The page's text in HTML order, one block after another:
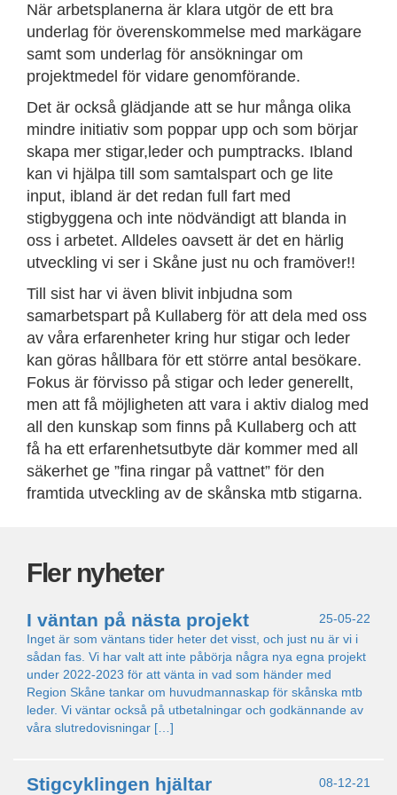
När arbetsplanerna är klara utgör de ett bra
underlag för överenskommelse med markägare
samt som underlag för ansökningar om
projektmedel för vidare genomförande.
Det är också glädjande att se hur många olika
mindre initiativ som poppar upp och som börjar
skapa mer stigar,leder och pumptracks. Ibland
kan vi hjälpa till som samtalspart och ge lite
input, ibland är det redan full fart med
stigbyggena och inte nödvändigt att blanda in
oss i arbetet. Alldeles oavsett är det en härlig
utveckling vi ser i Skåne just nu och framöver!!
Till sist har vi även blivit inbjudna som
samarbetspart på Kullaberg för att dela med oss
av våra erfarenheter kring hur stigar och leder
kan göras hållbara för ett större antal besökare.
Fokus är förvisso på stigar och leder generellt,
men att få möjligheten att vara i aktiv dialog med
all den kunskap som finns på Kullaberg och att
få ha ett erfarenhetsutbyte där kommer med all
säkerhet ge ”fina ringar på vattnet” för den
framtida utveckling av de skånska mtb stigarna.
Fler nyheter
25-05-22
I väntan på nästa projekt
Inget är som väntans tider heter det visst, och just nu är vi i
sådan fas. Vi har valt att inte påbörja några nya egna projekt
under 2022-2023 för att vänta in vad som händer med
Region Skåne tankar om huvudmannaskap för skånska mtb
leder. Vi väntar också på utbetalningar och godkännande av
våra slutredovisningar […]
08-12-21
Stigcyklingen hjältar